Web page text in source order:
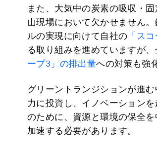
また、大気中の炭素の吸収・
山現場において欠かせません
ルの実現に向けて自社の 「ス
る取り組みを進めていますが
ープ3」の排出量への対策も強
グリーントランジションが進
力に投資し、イノベーション
のために、資源と環境の保全
加速する必要があります。